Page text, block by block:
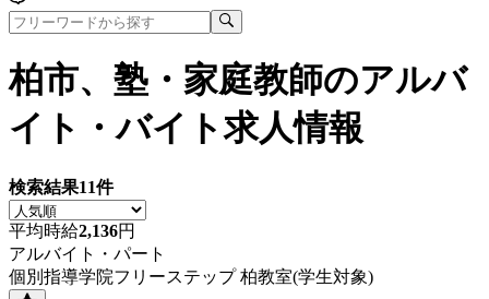
柏市、塾・家庭教師のアルバ
イト・バイト求人情報
検索結果11件
平均時給2,136円
アルバイト・パート
個別指導学院フリーステップ 柏教室(学生対象)